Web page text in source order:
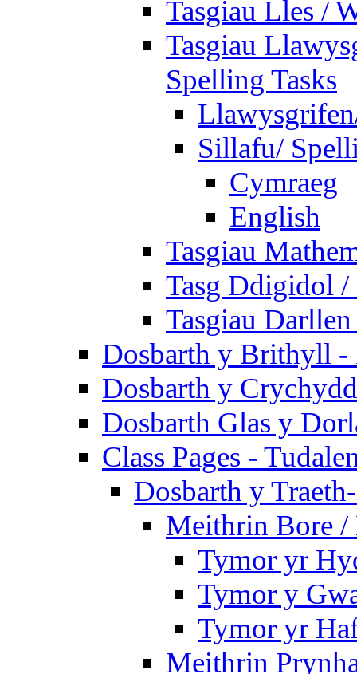
Tasgiau Lles /
Tasgiau
Spelling Tasks
Sillafu/
Cymraeg
English
Tasgiau
Tasg Ddigidol
Tasgiau
Dosbarth y Brithyll
Dosbarth y
Dosbarth Glas y
Class Pages -
Dosbarth y
Meithrin Bore
Tymor yr
Tymor y
Tymor yr
Meithrin